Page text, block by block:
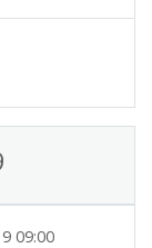
09:00